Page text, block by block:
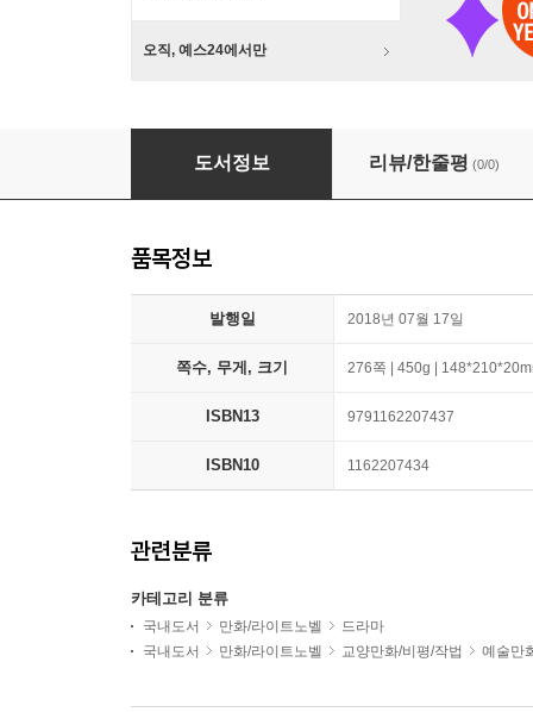
오직, 예스24에서만
다리 위 차차 1
도서정보 리뷰/한줄평 (0/0)
품목정보
발행일 2018년 07월 17일
쪽수, 무게, 크기 276쪽 | 450g |
ISBN13 9791162207437
ISBN10 1162207434
관련분류
카테고리 분류
국내도서 만화/라이트노벨
드라마
국내도서
만화/라이트노벨 교양만화/비평/작법 예술만